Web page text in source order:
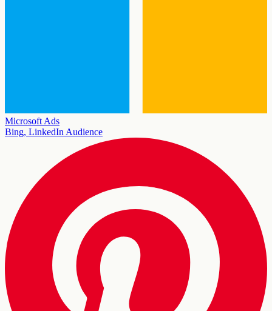
Microsoft Ads
Bing, LinkedIn Audience